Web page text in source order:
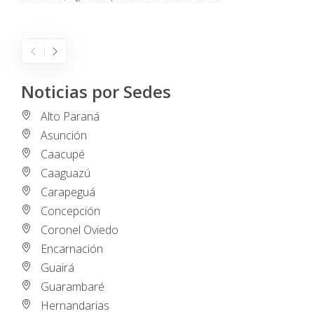
Noticias por Sedes
Alto Paraná
Asunción
Caacupé
Caaguazú
Carapeguá
Concepción
Coronel Oviedo
Encarnación
Guairá
Guarambaré
Hernandarias